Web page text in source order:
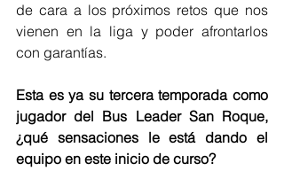
de cara a los próximos retos que nos
vienen en la liga y poder afrontarlos
con garantías.
Esta es ya su tercera temporada como
jugador del Bus Leader San Roque,
¿qué sensaciones le está dando el
equipo en este inicio de curso?